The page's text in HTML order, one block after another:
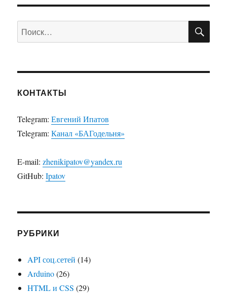
Искать:
КОНТАКТЫ
Telegram:Евгений Ипатов
Telegram:Канал «БАГодельня»
E-mail:zhenikipatov@yandex.ru
GitHub:Ipatov
РУБРИКИ
API соц.сетей (14)
Arduino(26)
HTML и CSS (29)